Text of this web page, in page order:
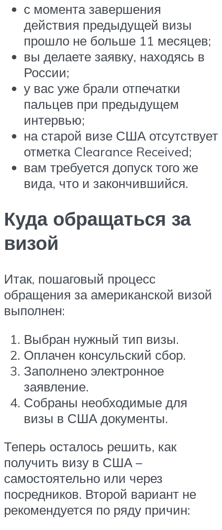
с момента завершения
действия предыдущей визы
прошло не больше 11 месяцев;
вы делаете заявку, находясь в
России;
у вас уже брали отпечатки
пальцев при предыдущем
интервью;
на старой визе США отсутствует
отметка Clearance Received;
вам требуется допуск того же
вида, что и закончившийся.
Куда обращаться за
визой
Итак, пошаговый процесс
обращения за американской визой
выполнен:
Выбран нужный тип визы.
Оплачен консульский сбор.
Заполнено электронное
заявление.
Собраны необходимые для
визы в США документы.
Теперь осталось решить, как
получить визу в США –
самостоятельно или через
посредников. Второй вариант не
рекомендуется по ряду причин: